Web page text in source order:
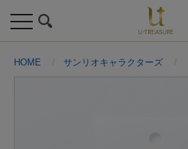
toggle
navigation
HOME サンリオキャラクターズ